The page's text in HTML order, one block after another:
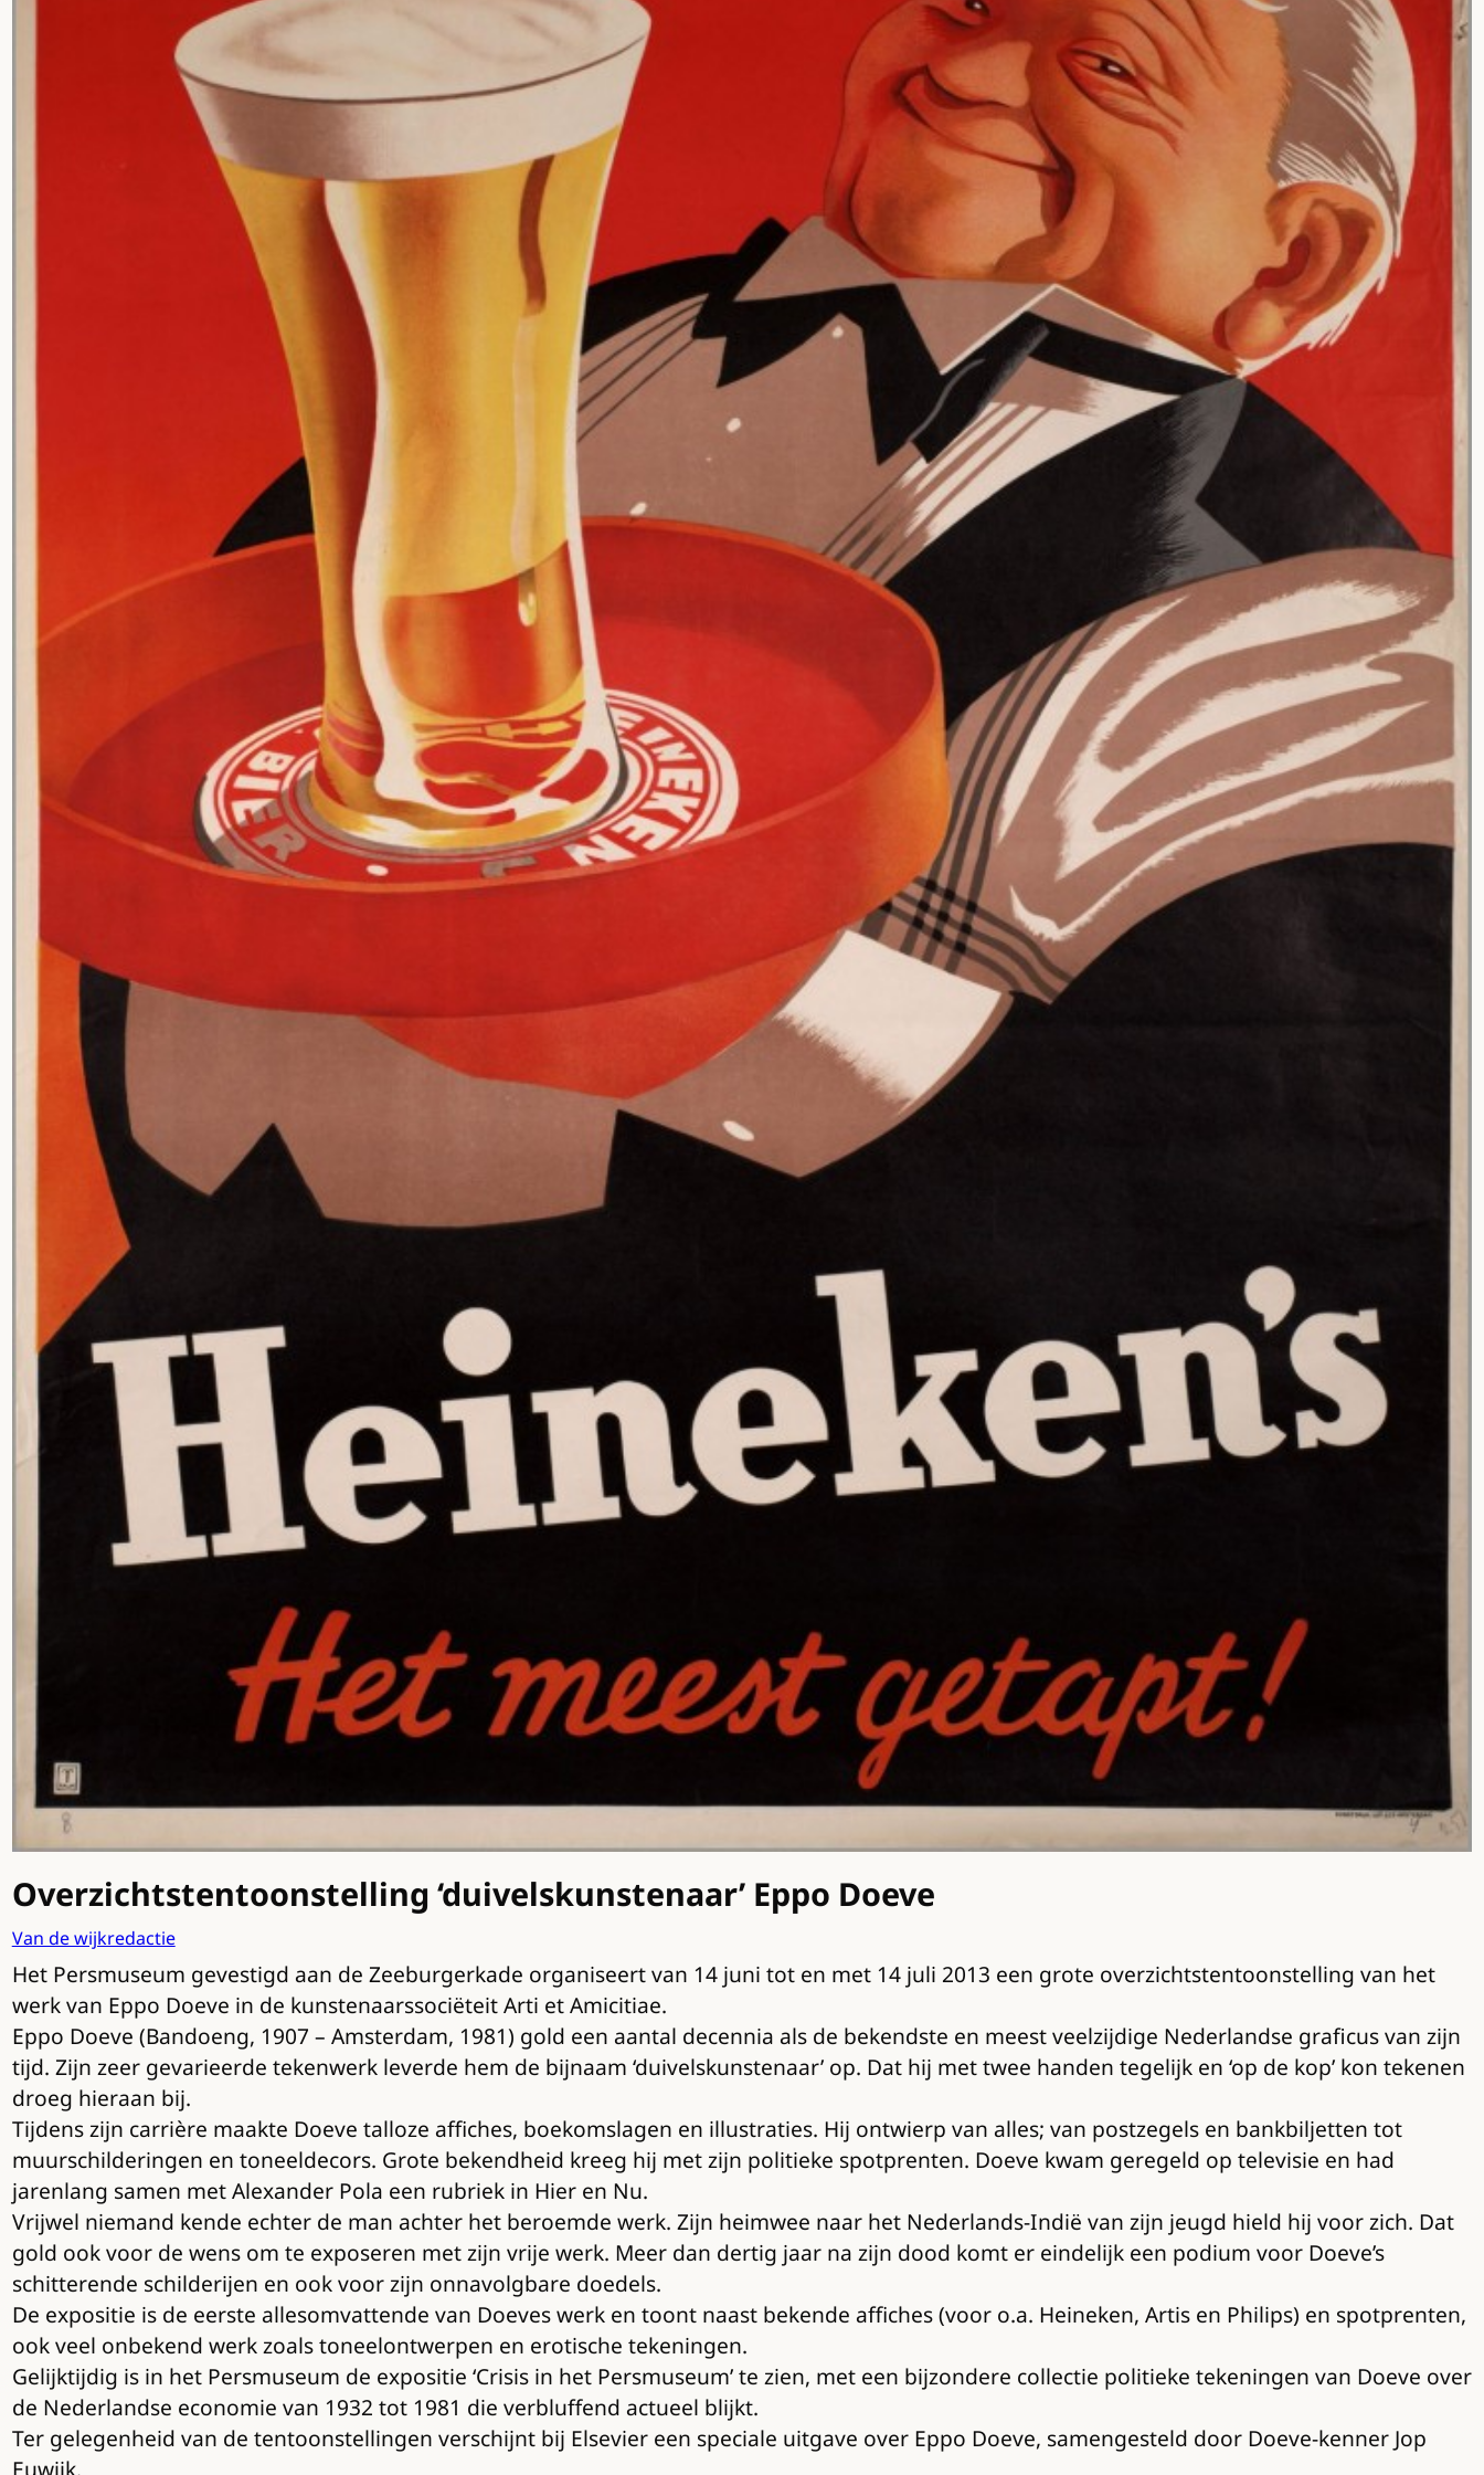
Overzichtstentoonstelling ‘duivelskunstenaar’ Eppo Doeve
Van de wijkredactie
Het Persmuseum gevestigd aan de Zeeburgerkade organiseert van 14 juni tot en met 14 juli 2013 een grote overzichtstentoonstelling van het
werk van Eppo Doeve in de kunstenaarssociëteit Arti et Amicitiae.
Eppo Doeve (Bandoeng, 1907 – Amsterdam, 1981) gold een aantal decennia als de bekendste en meest veelzijdige Nederlandse graficus van zijn
tijd. Zijn zeer gevarieerde tekenwerk leverde hem de bijnaam ‘duivelskunstenaar’ op. Dat hij met twee handen tegelijk en ‘op de kop’ kon tekenen
droeg hieraan bij.
Tijdens zijn carrière maakte Doeve talloze affiches, boekomslagen en illustraties. Hij ontwierp van alles; van postzegels en bankbiljetten tot
muurschilderingen en toneeldecors. Grote bekendheid kreeg hij met zijn politieke spotprenten. Doeve kwam geregeld op televisie en had
jarenlang samen met Alexander Pola een rubriek in Hier en Nu.
Vrijwel niemand kende echter de man achter het beroemde werk. Zijn heimwee naar het Nederlands-Indië van zijn jeugd hield hij voor zich. Dat
gold ook voor de wens om te exposeren met zijn vrije werk. Meer dan dertig jaar na zijn dood komt er eindelijk een podium voor Doeve’s
schitterende schilderijen en ook voor zijn onnavolgbare doedels.
De expositie is de eerste allesomvattende van Doeves werk en toont naast bekende affiches (voor o.a. Heineken, Artis en Philips) en spotprenten,
ook veel onbekend werk zoals toneelontwerpen en erotische tekeningen.
Gelijktijdig is in het Persmuseum de expositie ‘Crisis in het Persmuseum’ te zien, met een bijzondere collectie politieke tekeningen van Doeve over
de Nederlandse economie van 1932 tot 1981 die verbluffend actueel blijkt.
Ter gelegenheid van de tentoonstellingen verschijnt bij Elsevier een speciale uitgave over Eppo Doeve, samengesteld door Doeve-kenner Jop
Euwijk.